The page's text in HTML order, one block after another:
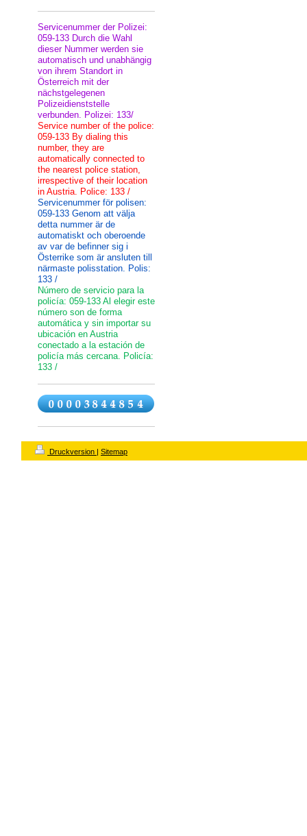
Servicenummer der Polizei:
059-133 Durch die Wahl
dieser Nummer werden sie
automatisch und unabhängig
von ihrem Standort in
Österreich mit der
nächstgelegenen
Polizeidienststelle
verbunden. Polizei: 133/
Service number of the police:
059-133 By dialing this
number, they are
automatically connected to
the nearest police station,
irrespective of their location
in Austria. Police: 133 /
Servicenummer för polisen:
059-133 Genom att välja
detta nummer är de
automatiskt och oberoende
av var de befinner sig i
Österrike som är ansluten till
närmaste polisstation. Polis:
133 /
Número de servicio para la
policía: 059-133 Al elegir este
número son de forma
automática y sin importar su
ubicación en Austria
conectado a la estación de
policía más cercana. Policía:
133 /
Druckversion | Sitemap